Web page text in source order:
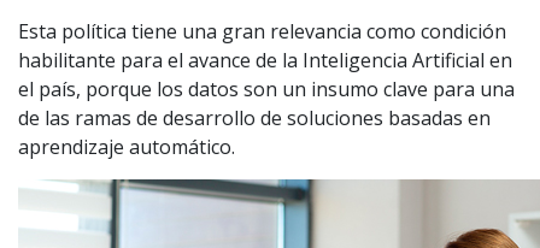
Esta política tiene una gran relevancia como condición
habilitante para el avance de la Inteligencia Artificial en
el país, porque los datos son un insumo clave para una
de las ramas de desarrollo de soluciones basadas en
aprendizaje automático.